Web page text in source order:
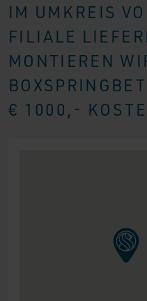
IM UMKREIS
FILIALE
MONTIEREN
€ 1000,-